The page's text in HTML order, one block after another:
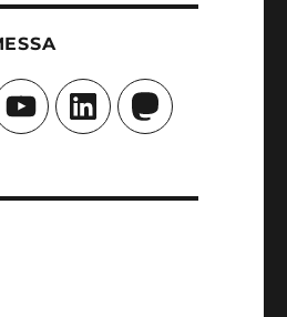
YouTubeLinkedInMastodon